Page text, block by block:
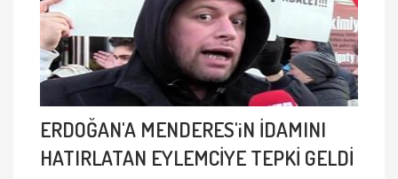
ERDOĞAN'A MENDERES'iN İDAMINI
HATIRLATAN EYLEMCİYE TEPKİ GELDİ